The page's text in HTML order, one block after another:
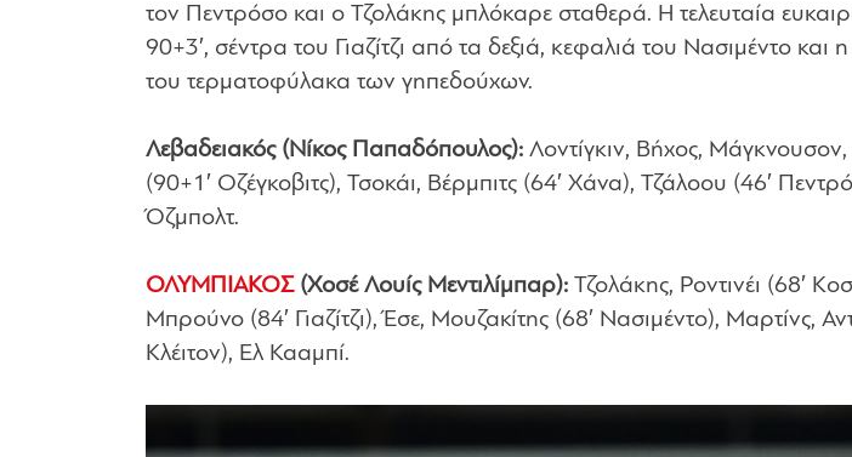
τον Πεντρόσο και ο Τζολάκης μπλόκαρε σταθερά. Η τελευταία
90+3′, σέντρα του Γιαζίτζι από τα δεξιά, κεφαλιά του Νασιμέντο και
του τερματοφύλακα των γηπεδούχων.
Λεβαδειακός (Νίκος Παπαδόπουλος): Λοντίγκιν, Βήχος,
(90+1′ Οζέγκοβιτς), Τσοκάι, Βέρμπιτς (64′ Χάνα), Τζάλοου (46′
Όζμπολτ.
ΟΛΥΜΠΙΑΚΟΣ(Χοσέ Λουίς Μεντιλίμπαρ): Τζολάκης, Ροντινέι (68′
Μπρούνο (84′ Γιαζίτζι), Έσε, Μουζακίτης (68′ Νασιμέντο), Μαρτίνς,
Κλέιτον), Ελ Κααμπί.